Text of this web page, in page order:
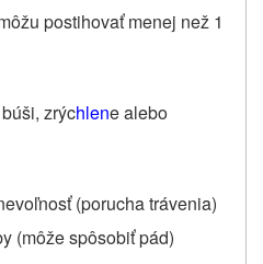
postihovať menej než 1
zrýchlene alebo
(porucha trávenia)
(môže spôsobiť pád)